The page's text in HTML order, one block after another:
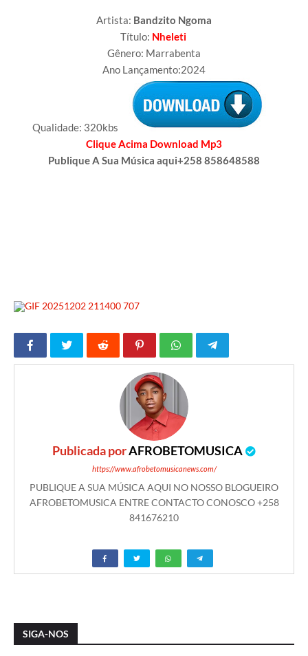
Artista: Bandzito Ngoma
Título: Nheleti
Gênero: Marrabenta
Ano Lançamento:2024
Qualidade: 320kbs
Clique Acima Download Mp3
Publique A Sua Música aqui+258 858648588
Publicada porAFROBETOMUSICA
https://www.afrobetomusicanews.com/
PUBLIQUE A SUA MÚSICA AQUI NO NOSSO BLOGUEIRO
AFROBETOMUSICA ENTRE CONTACTO CONOSCO +258
841676210
SIGA-NOS